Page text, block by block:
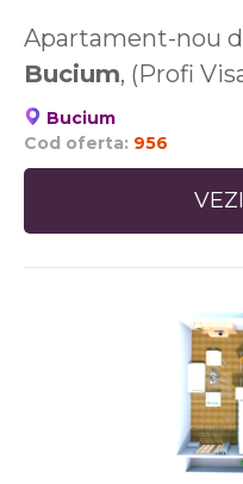
Apartament-nou
Bucium, (Profi
Bucium
Cod oferta: 956